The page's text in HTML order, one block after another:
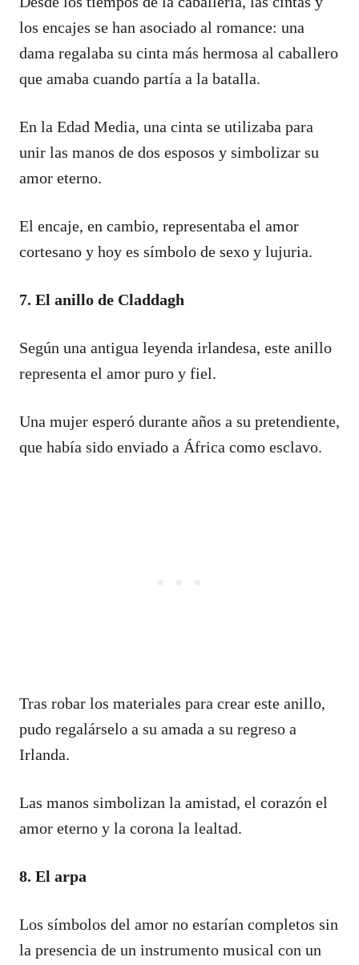
los encajes se han asociado al romance: una
dama regalaba su cinta más hermosa al caballero
que amaba cuando partía a la batalla.
En la Edad Media, una cinta se utilizaba para
unir las manos de dos esposos y simbolizar su
amor eterno.
El encaje, en cambio, representaba el amor
cortesano y hoy es símbolo de sexo y lujuria.
7. El anillo de Claddagh
Según una antigua leyenda irlandesa, este anillo
representa el amor puro y fiel.
Una mujer esperó durante años a su pretendiente,
que había sido enviado a África como esclavo.
Tras robar los materiales para crear este anillo,
pudo regalárselo a su amada a su regreso a
Irlanda.
Las manos simbolizan la amistad, el corazón el
amor eterno y la corona la lealtad.
8. El arpa
Los símbolos del amor no estarían completos sin
la presencia de un instrumento musical con un